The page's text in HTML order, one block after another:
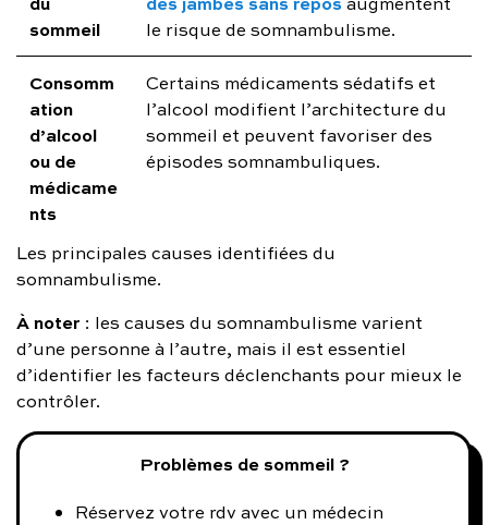
sommeil
le risque de somnambulisme.
Consomm
ation
d’alcool
ou de
médicame
nts
Certains médicaments sédatifs et
l’alcool modifient l’architecture du
sommeil et peuvent favoriser des
épisodes somnambuliques.
Les principales causes identifiées du
somnambulisme.
À noter : les causes du somnambulisme varient
d’une personne à l’autre, mais il est essentiel
d’identifier les facteurs déclenchants pour mieux le
contrôler.
Problèmes de sommeil ?
Réservez votre rdv avec un médecin